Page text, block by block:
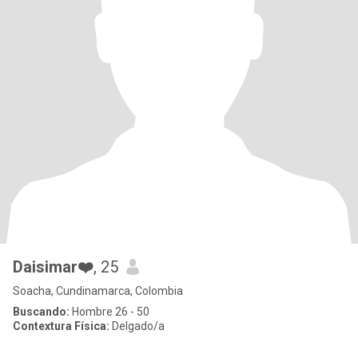
Daisimar❤️, 25
Soacha, Cundinamarca, Colombia
Buscando: Hombre 26 - 50
Contextura Física: Delgado/a